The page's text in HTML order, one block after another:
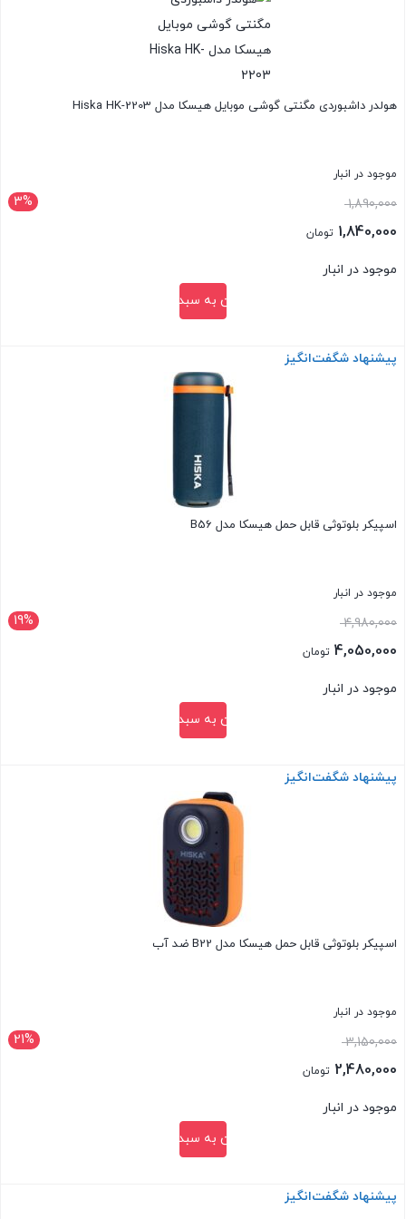
هولدر داشبوردی مگنتی گوشی موبایل هیسکا مدل Hiska HK-2203
موجود در انبار
3% 1,890,000قیمت
اصلی:
بود.
1,840,000 تومان
موجود در انبار
افزودن به سبد خرید
بستن
پیشنهاد شگفت‌انگیز
اسپیکر بلوتوثی قابل حمل هیسکا مدل B56
موجود در انبار
19% 4,980,000قیمت
اصلی:
بود.
4,050,000 تومان
موجود در انبار
افزودن به سبد خرید
بستن
پیشنهاد شگفت‌انگیز
اسپیکر بلوتوثی قابل حمل هیسکا مدل B22 ضد آب
موجود در انبار
21% 3,150,000قیمت
اصلی:
بود.
2,480,000 تومان
موجود در انبار
افزودن به سبد خرید
بستن
پیشنهاد شگفت‌انگیز